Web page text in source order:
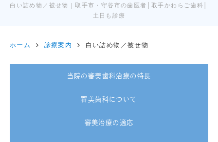
白い詰め物／被せ物｜取手市・守谷市の歯医者│取手かわらご歯科│
土日も診療
ホーム 診療案内 白い詰め物／被せ物
当院の審美歯科治療の特長
審美歯科について
審美治療の適応